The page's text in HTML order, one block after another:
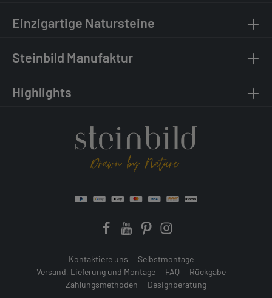
Einzigartige Natursteine
Steinbild Manufaktur
Highlights
Kontaktiere uns
Selbstmontage
Versand, Lieferung und Montage
FAQ
Rückgabe
Zahlungsmethoden
Designberatung